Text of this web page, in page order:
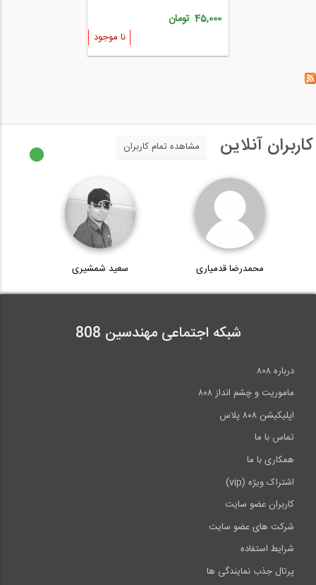
45,000 تومان
نا موجود
کاربران آنلاین مشاهده تمام کاربران
محمدرضا قدمیاری سعید شمشیری
شبکه اجتماعی مهندسین 808
درباره ۸۰۸
ماموریت و چشم انداز ۸۰۸
اپلیکیشن ۸۰۸ پلاس
تماس با ما
همکاری با ما
اشتراک ویژه (vip)
کاربران عضو سایت
شرکت های عضو سایت
شرایط استفاده
پرتال جذب نمایندگی ها